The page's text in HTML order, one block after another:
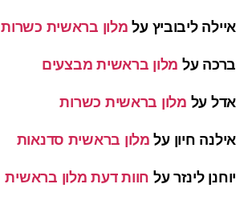
איילה ליבוביץ על מלון בראשית כשרות
ברכה על מלון בראשית מבצעים
אדל על מלון בראשית כשרות
אילנה חיון על מלון בראשית סדנאות
יוחנן לינזר על חוות דעת מלון בראשית